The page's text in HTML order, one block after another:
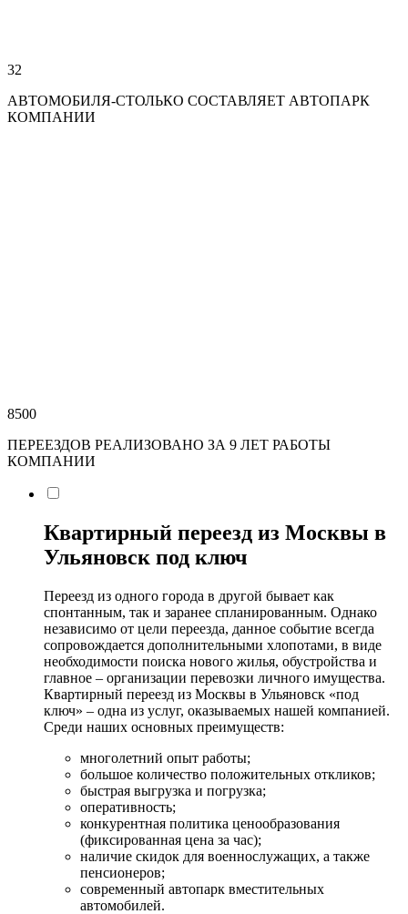
32
АВТОМОБИЛЯ-СТОЛЬКО СОСТАВЛЯЕТ АВТОПАРК
КОМПАНИИ
8500
ПЕРЕЕЗДОВ РЕАЛИЗОВАНО ЗА 9 ЛЕТ РАБОТЫ
КОМПАНИИ
Квартирный переезд из Москвы в
Ульяновск под ключ
Переезд из одного города в другой бывает как
спонтанным, так и заранее спланированным. Однако
независимо от цели переезда, данное событие всегда
сопровождается дополнительными хлопотами, в виде
необходимости поиска нового жилья, обустройства и
главное – организации перевозки личного имущества.
Квартирный переезд из Москвы в Ульяновск «под
ключ» – одна из услуг, оказываемых нашей компанией.
Среди наших основных преимуществ:
многолетний опыт работы;
большое количество положительных откликов;
быстрая выгрузка и погрузка;
оперативность;
конкурентная политика ценообразования
(фиксированная цена за час);
наличие скидок для военнослужащих, а также
пенсионеров;
современный автопарк вместительных
автомобилей.